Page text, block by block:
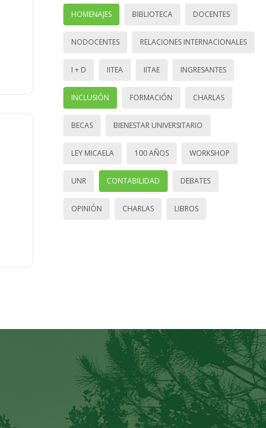
HOMENAJES BIBLIOTECA DOCENTES
NODOCENTES RELACIONES INTERNACIONALES
I + D IITEA IITAE INGRESANTES
INCLUSIÓN FORMACIÓN CHARLAS
BECAS BIENESTAR UNIVERSITARIO
LEY MICAELA 100 AÑOS WORKSHOP
UNR CONTABILIDAD DEBATES
OPINIÓN CHARLAS LIBROS